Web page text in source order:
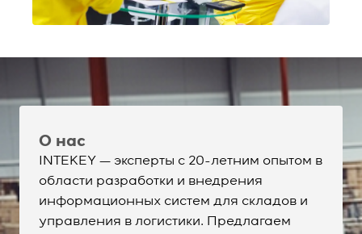
О нас
INTEKEY — эксперты с 20-летним опытом в
области разработки и внедрения
информационных систем для складов и
управления в логистики. Предлагаем